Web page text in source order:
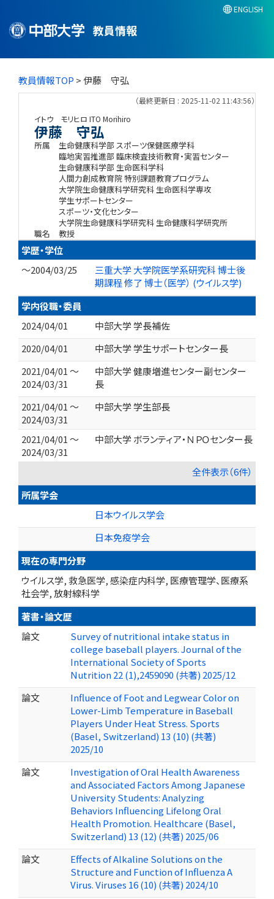
教員情報
ENGLISH
教員情報TOP > 伊藤 守弘
（最終更新日 : 2025-11-02 11:43:56）
イトウ モリヒロ ITO Morihiro
伊藤 守弘
所属
生命健康科学部 スポーツ保健医療学科
臨地実習推進部 臨床検査技術教育・実習センター
生命健康科学部 生命医科学科
人間力創成教育院 特別課題教育プログラム
大学院生命健康科学研究科 生命医科学専攻
学生サポートセンター
スポーツ・文化センター
大学院生命健康科学研究科 生命健康科学研究所
職名
教授
学歴・学位
～2004/03/25
三重大学 大学院医学系研究科 博士後
期課程 修了 博士（医学） (ウイルス学)
学内役職・委員
2024/04/01
中部大学 学長補佐
2020/04/01
中部大学 学生サポートセンター長
2021/04/01 ～
2024/03/31
中部大学 健康増進センター副センター
長
2021/04/01 ～
2024/03/31
中部大学 学生部長
2021/04/01 ～
2024/03/31
中部大学 ボランティア・ＮＰＯセンター長
全件表示（6件）
所属学会
日本ウイルス学会
日本免疫学会
現在の専門分野
ウイルス学, 救急医学, 感染症内科学, 医療管理学、医療系
社会学, 放射線科学
著書・論文歴
論文
Survey of nutritional intake status in
college baseball players. Journal of the
International Society of Sports
Nutrition 22 (1),2459090 (共著) 2025/12
論文
Influence of Foot and Legwear Color on
Lower-Limb Temperature in Baseball
Players Under Heat Stress. Sports
(Basel, Switzerland) 13 (10) (共著)
2025/10
論文
Investigation of Oral Health Awareness
and Associated Factors Among Japanese
University Students: Analyzing
Behaviors Influencing Lifelong Oral
Health Promotion. Healthcare (Basel,
Switzerland) 13 (12) (共著) 2025/06
論文
Effects of Alkaline Solutions on the
Structure and Function of Influenza A
Virus. Viruses 16 (10) (共著) 2024/10